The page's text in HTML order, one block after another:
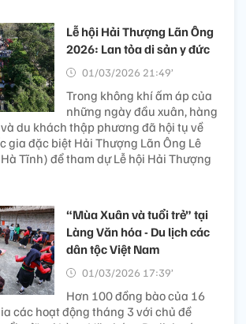
Lễ hội Hải Thượng Lãn Ông
2026: Lan tỏa di sản y đức
01/03/2026 21:49’
Trong không khí ấm áp của
những ngày đầu xuân, hàng
du khách thập phương đã hội tụ về
gia đặc biệt Hải Thượng Lãn Ông Lê
Tĩnh) để tham dự Lễ hội Hải Thượng
“Mùa Xuân và tuổi trẻ” tại
Làng Văn hóa - Du lịch các
dân tộc Việt Nam
01/03/2026 17:39’
Hơn 100 đồng bào của 16
các hoạt động tháng 3 với chủ đề